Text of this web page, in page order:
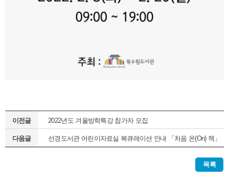
이전글 2022년도 겨울방학특강 참가자 모집
다음글 선경도서관 어린이자료실 북큐레이션 안내 「처음 온(On) 책」
목록